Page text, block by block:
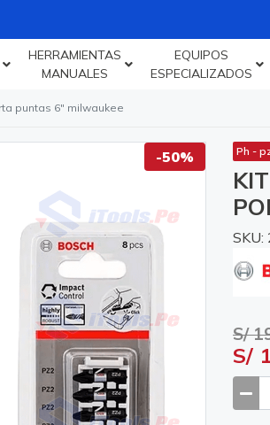
HERRAMIENTAS
MANUALES
EQUIPOS
ESPECIALIZADOS
puntas 6" milwaukee
-50% Ph -
S/
S/